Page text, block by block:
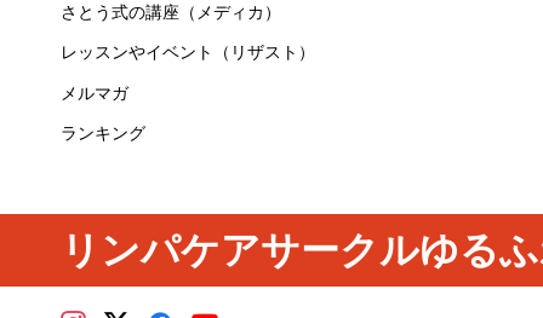
さとう式の講座（メディカ）
レッスンやイベント（リザスト）
メルマガ
ランキング
リンパケアサークルゆる